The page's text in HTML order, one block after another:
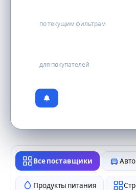
по текущим фильтрам
для покупателей
Все поставщики
Продукты питания